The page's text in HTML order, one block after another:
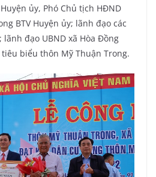
ủy, Phó Chủ tịch HĐND
BTV Huyện ủy; lãnh đạo các
đạo UBND xã Hòa Đồng
biểu thôn Mỹ Thuận Trong.